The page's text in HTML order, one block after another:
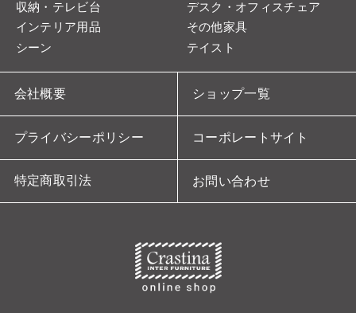
会社概要 ショップ一覧
プライバシーポリシー コーポレートサイト
特定商取引法 お問い合わせ
収納・テレビ台
デスク・オフィスチェア
インテリア用品
その他家具
シーン
テイスト